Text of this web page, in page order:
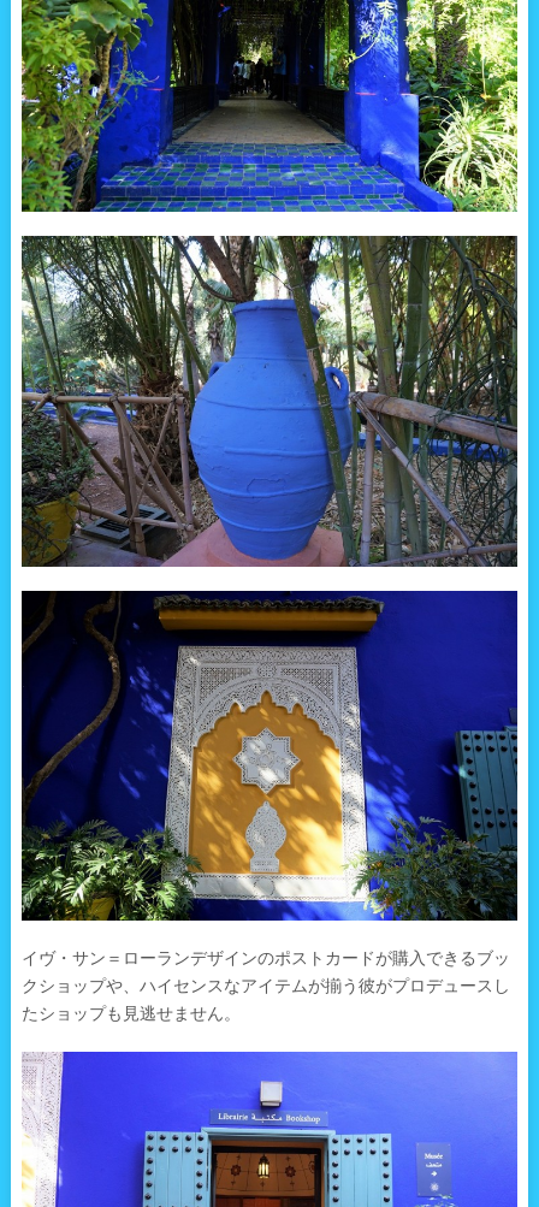
イヴ・サン＝ローランデザインのポストカードが購入できるブッ
クショップや、ハイセンスなアイテムが揃う彼がプロデュースし
たショップも見逃せません。